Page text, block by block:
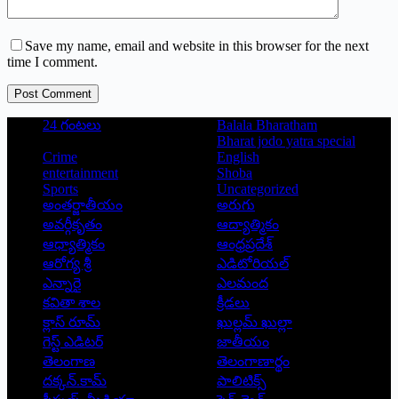
Save my name, email and website in this browser for the next
time I comment.
Post Comment
24 గంటలు
Balala Bharatham
Bharat jodo yatra special
Crime
English
entertainment
Shoba
Sports
Uncategorized
అంతర్జాతీయం
అరుగు
అవర్గీకృతం
ఆద్యాత్మికం
ఆధ్యాత్మికం
ఆంధ్రప్రదేశ్
ఆరోగ్య శ్రీ
ఎడిటోరియల్
ఎన్నారై
ఎలమంద
కవితా శాల
క్రీడలు
క్లాస్ రూమ్
ఖుల్లమ్ ఖుల్లా
గెస్ట్ ఎడిటర్
జాతీయం
తెలంగాణ
తెలంగాణార్థం
దక్కన్.కామ్
పాలిటిక్స్